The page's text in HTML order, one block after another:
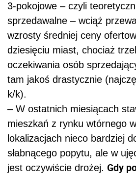
3-pokojowe – czyli
sprzedawalne – wciąż
wzrosty średniej ceny
dziesięciu miast, chociaż
oczekiwania osób
tam jakoś drastycznie
k/k).
– W ostatnich miesiącach
mieszkań z rynku wtórnego
lokalizacjach nieco bardziej
słabnącego popytu, ale w
jest oczywiście drożej. Gdy